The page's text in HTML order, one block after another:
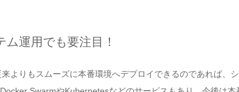
運用でも要注目！
よりもスムーズに本番環境へデプロイできるのであれば、